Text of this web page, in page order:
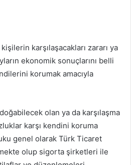
karşılaşacakları zararı ya
ekonomik sonuçlarını belli
korumak amacıyla
olan ya da karşılaşma
karşı kendini koruma
genel olarak Türk Ticaret
olup sigorta şirketleri ile